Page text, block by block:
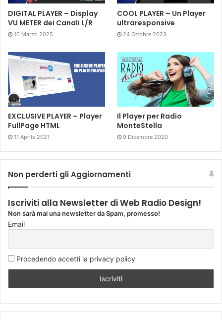
DIGITAL PLAYER – Display
VU METER dei Canali L/R
10 Marzo 2025
COOL PLAYER – Un Player
ultraresponsive
24 Ottobre 2023
EXCLUSIVE PLAYER – Player
FullPage HTML
11 Aprile 2021
Il Player per Radio
MonteStella
9 Dicembre 2020
Non perderti gli Aggiornamenti
Iscriviti alla Newsletter di Web Radio Design!
Non sarà mai una newsletter da Spam, promesso!
Email
Procedendo accetti la privacy policy